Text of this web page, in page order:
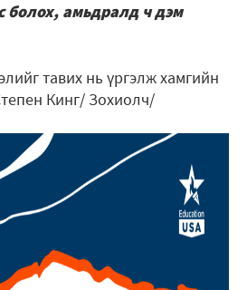
болох, амьдралд ч дэм
тавих нь үргэлж хамгийн
Кинг/ Зохиолч/